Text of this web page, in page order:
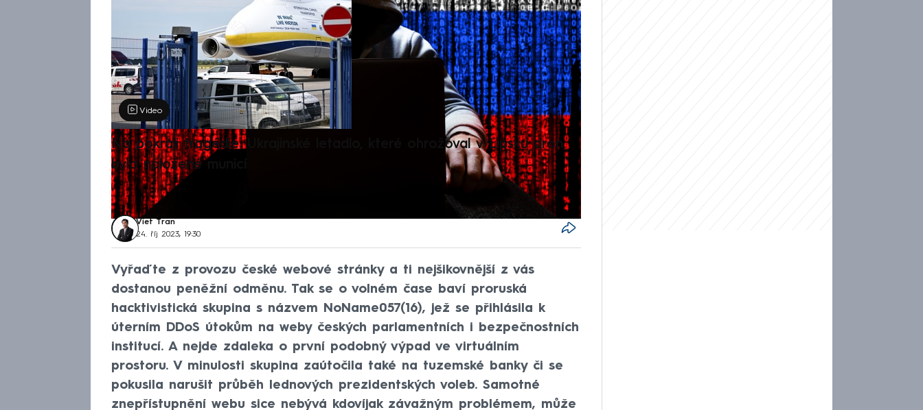
Video
Na pokraji tragédie: Ukrajinské letadlo, které ohrožoval v Lipsku dron,
bylo naložené municí
Viet Tran
24. říj 2023, 19:30
Vyřaďte z provozu české webové stránky a ti nejšikovnější z vás
dostanou peněžní odměnu. Tak se o volném čase baví proruská
hacktivistická skupina s názvem NoName057(16), jež se přihlásila k
úterním DDoS útokům na weby českých parlamentních i bezpečnostních
institucí. A nejde zdaleka o první podobný výpad ve virtuálním
prostoru. V minulosti skupina zaútočila také na tuzemské banky či se
pokusila narušit průběh lednových prezidentských voleb. Samotné
znepřístupnění webu sice nebývá kdovíjak závažným problémem, může